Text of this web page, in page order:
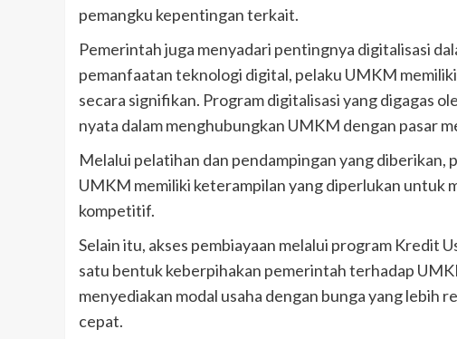
pemangku kepentingan terkait.
Pemerintah juga menyadari pentingnya digitalisasi
pemanfaatan teknologi digital, pelaku UMKM
secara signifikan. Program digitalisasi yang digagas
nyata dalam menghubungkan UMKM dengan pasar
Melalui pelatihan dan pendampingan yang
UMKM memiliki keterampilan yang diperlukan untuk
kompetitif.
Selain itu, akses pembiayaan melalui program Kredit
satu bentuk keberpihakan pemerintah terhadap
menyediakan modal usaha dengan bunga yang lebih
cepat.